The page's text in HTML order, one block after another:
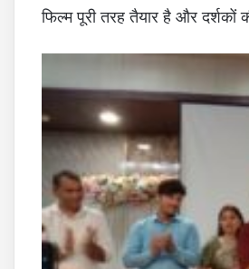
फिल्म पूरी तरह तैयार है और